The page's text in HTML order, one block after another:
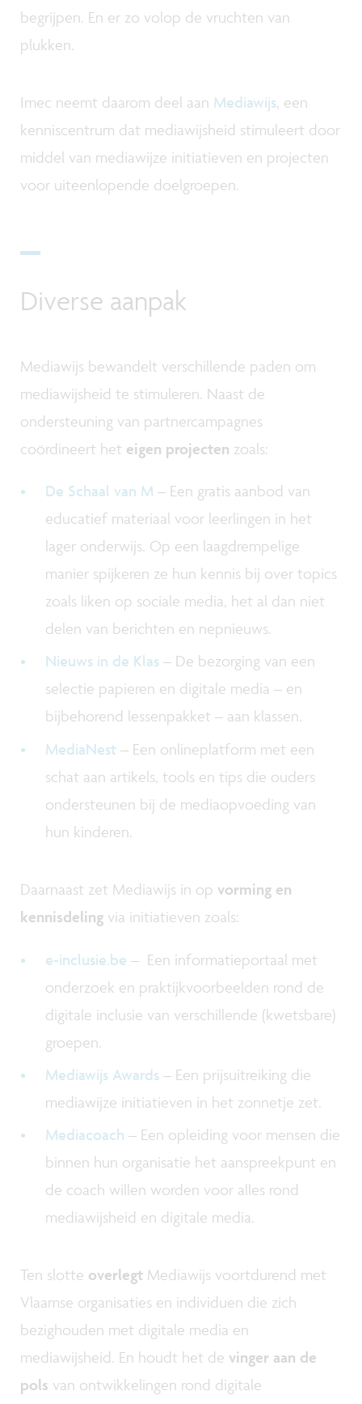
begrijpen. En er zo volop de vruchten van
plukken.
Imec neemt daarom deel aan Mediawijs, een
kenniscentrum dat mediawijsheid stimuleert door
middel van mediawijze initiatieven en projecten
voor uiteenlopende doelgroepen.
Diverse aanpak
Mediawijs bewandelt verschillende paden om
mediawijsheid te stimuleren. Naast de
ondersteuning van partnercampagnes
coördineert het eigen projecten zoals:
De Schaal van M – Een gratis aanbod van
educatief materiaal voor leerlingen in het
lager onderwijs. Op een laagdrempelige
manier spijkeren ze hun kennis bij over topics
zoals liken op sociale media, het al dan niet
delen van berichten en nepnieuws.
Nieuws in de Klas – De bezorging van een
selectie papieren en digitale media – en
bijbehorend lessenpakket – aan klassen.
MediaNest – Een onlineplatform met een
schat aan artikels, tools en tips die ouders
ondersteunen bij de mediaopvoeding van
hun kinderen.
Daarnaast zet Mediawijs in op vorming en
kennisdeling via initiatieven zoals:
e-inclusie.be – Een informatieportaal met
onderzoek en praktijkvoorbeelden rond de
digitale inclusie van verschillende (kwetsbare)
groepen.
Mediawijs Awards – Een prijsuitreiking die
mediawijze initiatieven in het zonnetje zet.
Mediacoach – Een opleiding voor mensen die
binnen hun organisatie het aanspreekpunt en
de coach willen worden voor alles rond
mediawijsheid en digitale media.
Ten slotte overlegt Mediawijs voortdurend met
Vlaamse organisaties en individuen die zich
bezighouden met digitale media en
mediawijsheid. En houdt het de vinger aan de
pols van ontwikkelingen rond digitale